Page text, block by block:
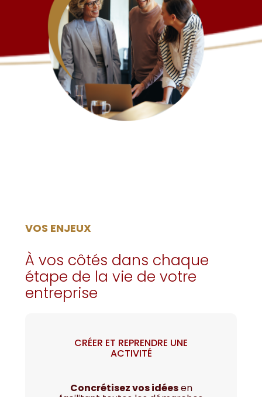
VOS ENJEUX
À vos côtés dans chaque
étape de la vie de votre
entreprise
CRÉER ET REPRENDRE UNE
ACTIVITÉ
Concrétisez vos idéesen